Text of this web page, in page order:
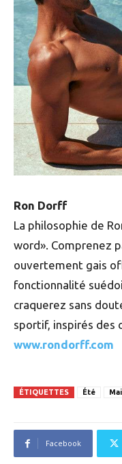
Ron Dorff
La philosophie de
word». Comprenez
ouvertement gais
fonctionnalité
craquerez sans
sportif, inspirés des
www.rondorff.com
ÉTIQUETTES Été
Facebook